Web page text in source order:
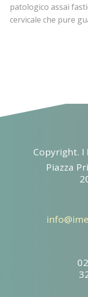
patologico assai
cervicale che pure
Copyright. I
Piazza